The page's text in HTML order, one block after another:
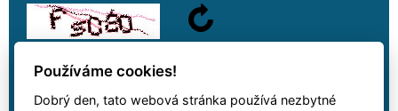
Používáme cookies!
Dobrý den, tato webová stránka používá nezbytné